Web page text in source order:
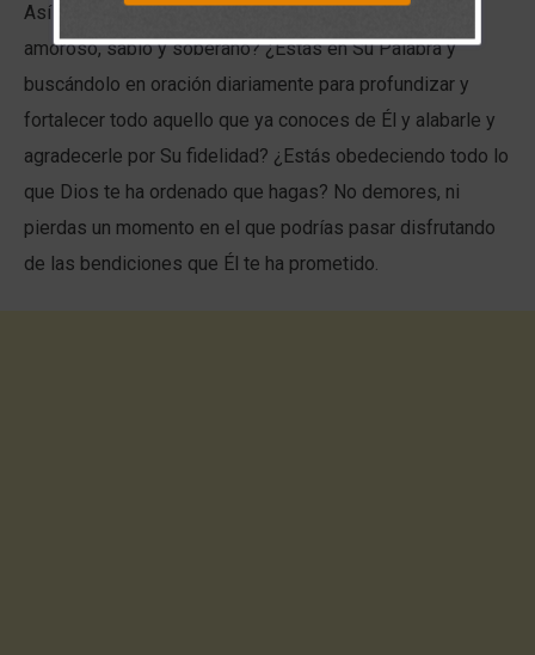
Así que considera esto: ¿Realmente crees en tu Padre
amoroso, sabio y soberano? ¿Estás en Su Palabra y
buscándolo en oración diariamente para profundizar y
fortalecer todo aquello que ya conoces de Él y alabarle y
agradecerle por Su fidelidad? ¿Estás obedeciendo todo lo
que Dios te ha ordenado que hagas? No demores, ni
pierdas un momento en el que podrías pasar disfrutando
de las bendiciones que Él te ha prometido.